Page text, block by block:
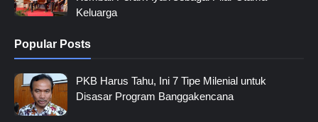
Keluarga
Popular Posts
PKB Harus Tahu, Ini 7 Tipe Milenial untuk
Disasar Program Banggakencana